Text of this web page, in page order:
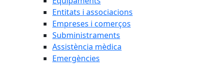
Entitats i associacions
Empreses i comerços
Subministraments
Assistència mèdica
Emergències